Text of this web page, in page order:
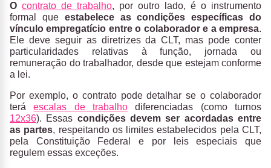
O contrato de trabalho, por outro lado, é o instrumento
formal que estabelece as condições específicas do
vínculo empregatício entre o colaborador e a empresa.
Ele deve seguir as diretrizes da CLT, mas pode conter
particularidades relativas à função, jornada ou
remuneração do trabalhador, desde que estejam conforme
a lei.
Por exemplo, o contrato pode detalhar se o colaborador
teráescalas de trabalho diferenciadas (como turnos
12x36). Essas condições devem ser acordadas entre
as partes, respeitando os limites estabelecidos pela CLT,
pela Constituição Federal e por leis especiais que
regulem essas exceções.